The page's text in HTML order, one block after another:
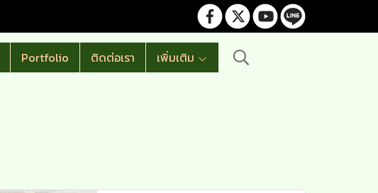
Portfolio ติดต่อเรา เพิ่มเติม